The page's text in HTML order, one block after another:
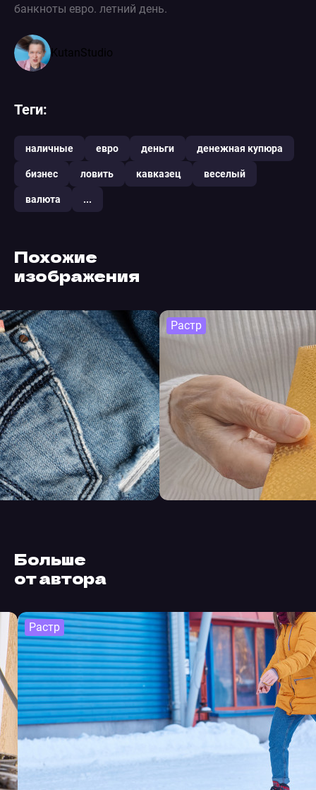
банкноты евро. летний день.
KutanStudio
Теги:
наличные евро деньги денежная купюра
бизнес ловить кавказец веселый
валюта ...
Похожие
изображения
Растр
Больше
от автора
Растр